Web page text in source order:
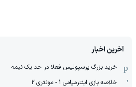
آخرین اخبار
خرید بزرگ پرسپولیس فعلا در حد یک نیمه
خلاصه بازی اینترمیامی 1 - مونتری 2